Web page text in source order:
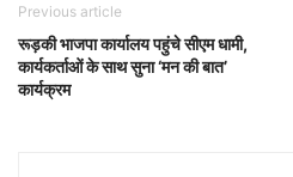
Previous article
रूड़की भाजपा कार्यालय पहुंचे सीएम धामी,
कार्यकर्ताओं के साथ सुना ‘मन की बात’
कार्यक्रम